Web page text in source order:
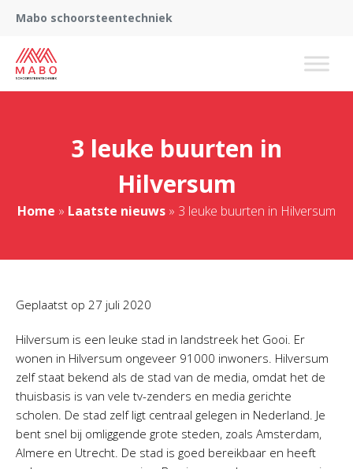
Mabo schoorsteentechniek
3 leuke buurten in
Hilversum
Home » Laatste nieuws » 3 leuke buurten in Hilversum
Geplaatst op 27 juli 2020
Hilversum is een leuke stad in landstreek het Gooi. Er
wonen in Hilversum ongeveer 91000 inwoners. Hilversum
zelf staat bekend als de stad van de media, omdat het de
thuisbasis is van vele tv-zenders en media gerichte
scholen. De stad zelf ligt centraal gelegen in Nederland. Je
bent snel bij omliggende grote steden, zoals Amsterdam,
Almere en Utrecht. De stad is goed bereikbaar en heeft